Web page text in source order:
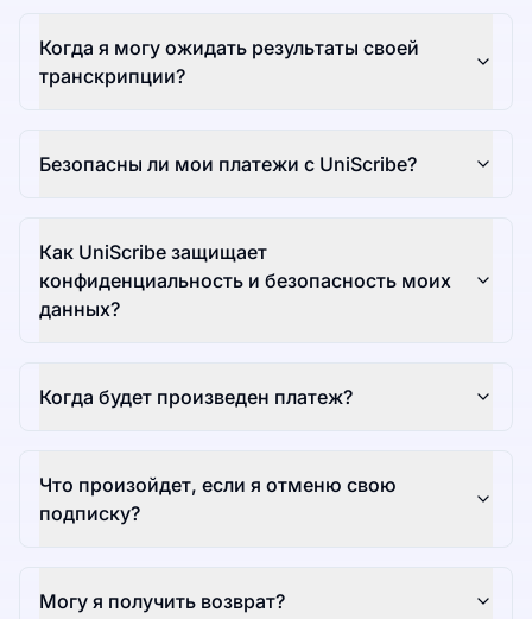
Когда я могу ожидать результаты своей
транскрипции?
Безопасны ли мои платежи с UniScribe?
Как UniScribe защищает
конфиденциальность и безопасность моих
данных?
Когда будет произведен платеж?
Что произойдет, если я отменю свою
подписку?
Могу я получить возврат?